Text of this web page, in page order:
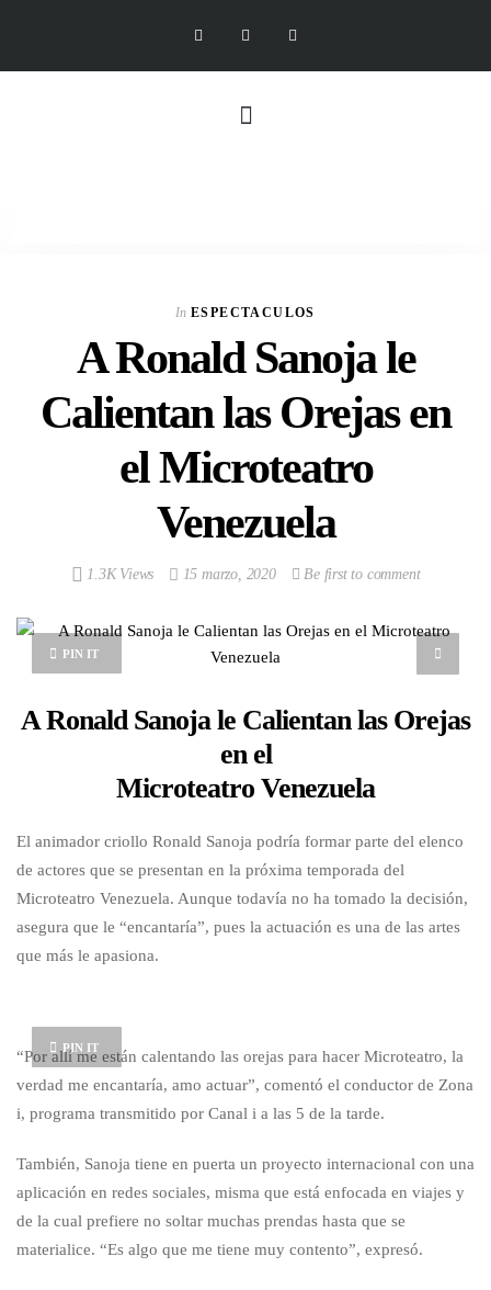
In ESPECTACULOS
A Ronald Sanoja le
Calientan las Orejas en
el Microteatro
Venezuela
1.3K Views 15 marzo, 2020 Be first to comment
PIN IT
A Ronald Sanoja le Calientan las Orejas
en el
Microteatro Venezuela
El animador criollo Ronald Sanoja podría formar parte del elenco
de actores que se presentan en la próxima temporada del
Microteatro Venezuela. Aunque todavía no ha tomado la decisión,
asegura que le “encantaría”, pues la actuación es una de las artes
que más le apasiona.
PIN IT
“Por allí me están calentando las orejas para hacer Microteatro, la
verdad me encantaría, amo actuar”, comentó el conductor de Zona
i, programa transmitido por Canal i a las 5 de la tarde.
También, Sanoja tiene en puerta un proyecto internacional con una
aplicación en redes sociales, misma que está enfocada en viajes y
de la cual prefiere no soltar muchas prendas hasta que se
materialice. “Es algo que me tiene muy contento”, expresó.